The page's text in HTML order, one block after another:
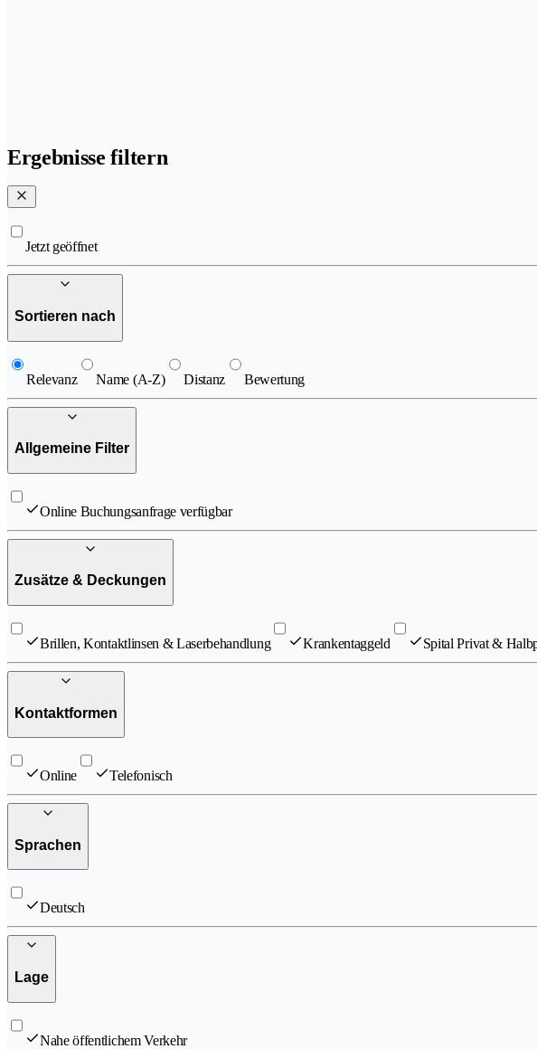
Ergebnisse filtern
Jetzt geöffnet
Sortieren nach
Relevanz Name (A-Z) Distanz Bewertung
Allgemeine Filter
Online Buchungsanfrage verfügbar
Zusätze & Deckungen
Brillen, Kontaktlinsen & Laserbehandlung Krankentaggeld Spital Privat &
Kontaktformen
Online Telefonisch
Sprachen
Deutsch
Lage
Nahe öffentlichem Verkehr